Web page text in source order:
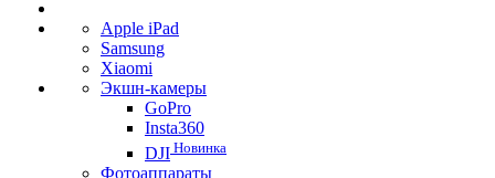
Apple iPad
Samsung
Xiaomi
Экшн-камеры
GoPro
Insta360
DJI Новинка
Фотоаппараты